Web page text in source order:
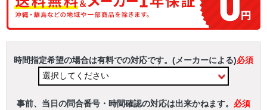
時間指定希望の場合は有料での対応です。(メーカーによる)必須
事前、当日の問合番号・時間確認の対応は出来かねます。 必須